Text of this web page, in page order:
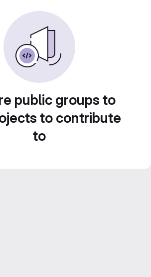
public groups to
to contribute
to